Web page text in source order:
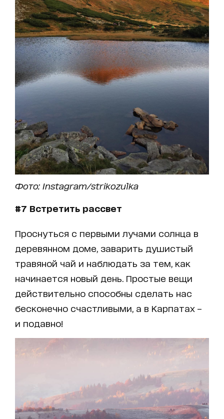
Фото: Instagram/strikozulka
#7 Встретить рассвет
Проснуться с первыми лучами солнца в
деревянном доме, заварить душистый
травяной чай и наблюдать за тем, как
начинается новый день. Простые вещи
действительно способны сделать нас
бесконечно счастливыми, а в Карпатах –
и подавно!